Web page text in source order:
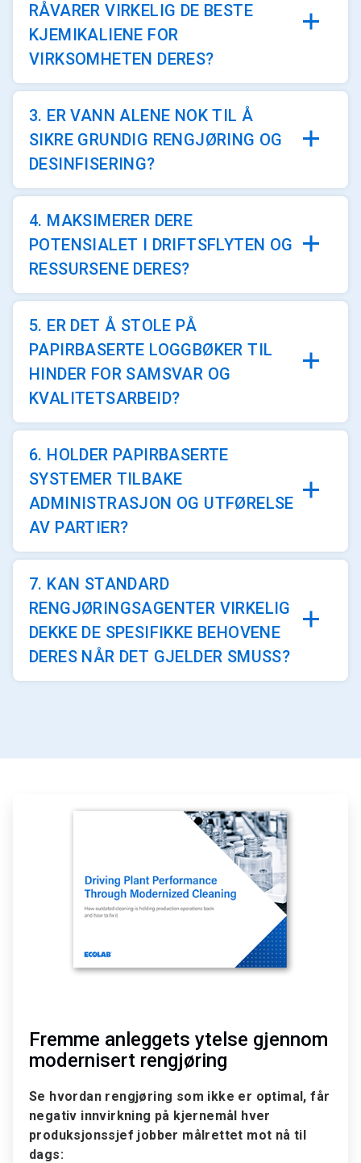
RÅVARER VIRKELIG DE BESTE
KJEMIKALIENE FOR
VIRKSOMHETEN DERES?
3. ER VANN ALENE NOK TIL Å
SIKRE GRUNDIG RENGJØRING OG
DESINFISERING?
4. MAKSIMERER DERE
POTENSIALET I DRIFTSFLYTEN OG
RESSURSENE DERES?
5. ER DET Å STOLE PÅ
PAPIRBASERTE LOGGBØKER TIL
HINDER FOR SAMSVAR OG
KVALITETSARBEID?
6. HOLDER PAPIRBASERTE
SYSTEMER TILBAKE
ADMINISTRASJON OG UTFØRELSE
AV PARTIER?
7. KAN STANDARD
RENGJØRINGSAGENTER VIRKELIG
DEKKE DE SPESIFIKKE BEHOVENE
DERES NÅR DET GJELDER SMUSS?
Fremme anleggets ytelse gjennom
modernisert rengjøring
Se hvordan rengjøring som ikke er optimal, får
negativ innvirkning på kjernemål hver
produksjonssjef jobber målrettet mot nå til
dags: